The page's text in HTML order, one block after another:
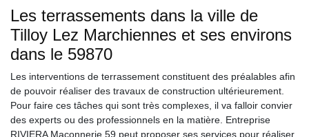
Les terrassements dans la ville de
Tilloy Lez Marchiennes et ses environs
dans le 59870
Les interventions de terrassement constituent des préalables afin
de pouvoir réaliser des travaux de construction ultérieurement.
Pour faire ces tâches qui sont très complexes, il va falloir convier
des experts ou des professionnels en la matière. Entreprise
RIVIERA Maçonnerie 59 peut proposer ses services pour réaliser